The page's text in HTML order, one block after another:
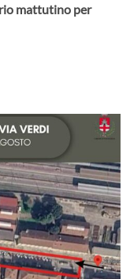
mattutino per